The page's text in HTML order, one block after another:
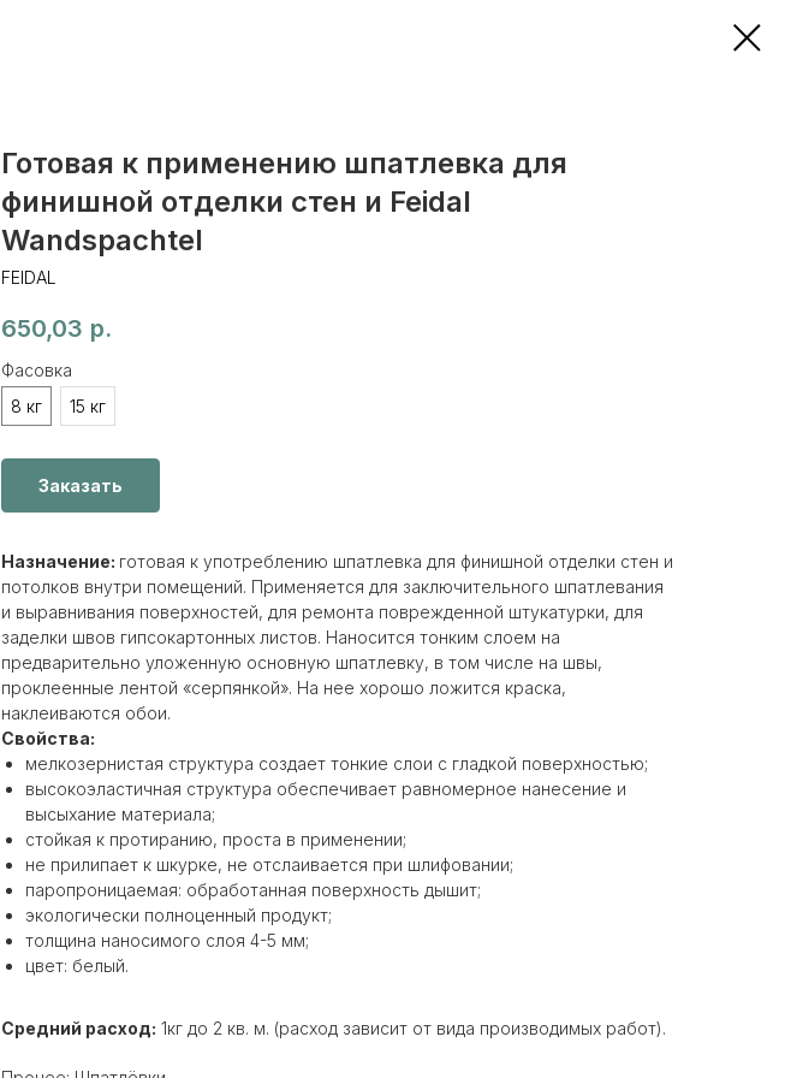
Готовая к применению шпатлевка для
финишной отделки стен и Feidal
Wandspachtel
FEIDAL
650,03 р.
Фасовка
8 кг
15 кг
Заказать
Назначение: готовая к употреблению шпатлевка для финишной отделки стен и
потолков внутри помещений. Применяется для заключительного шпатлевания
и выравнивания поверхностей, для ремонта поврежденной штукатурки, для
заделки швов гипсокартонных листов. Наносится тонким слоем на
предварительно уложенную основную шпатлевку, в том числе на швы,
проклеенные лентой «серпянкой». На нее хорошо ложится краска,
наклеиваются обои.
Свойства:
мелкозернистая структура создает тонкие слои с гладкой поверхностью;
высокоэластичная структура обеспечивает равномерное нанесение и
высыхание материала;
стойкая к протиранию, проста в применении;
не прилипает к шкурке, не отслаивается при шлифовании;
паропроницаемая: обработанная поверхность дышит;
экологически полноценный продукт;
толщина наносимого слоя 4-5 мм;
цвет: белый.
Средний расход: 1кг до 2 кв. м. (расход зависит от вида производимых работ).